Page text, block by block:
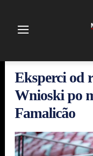
Eksperci od
Wnioski po
Famalicão